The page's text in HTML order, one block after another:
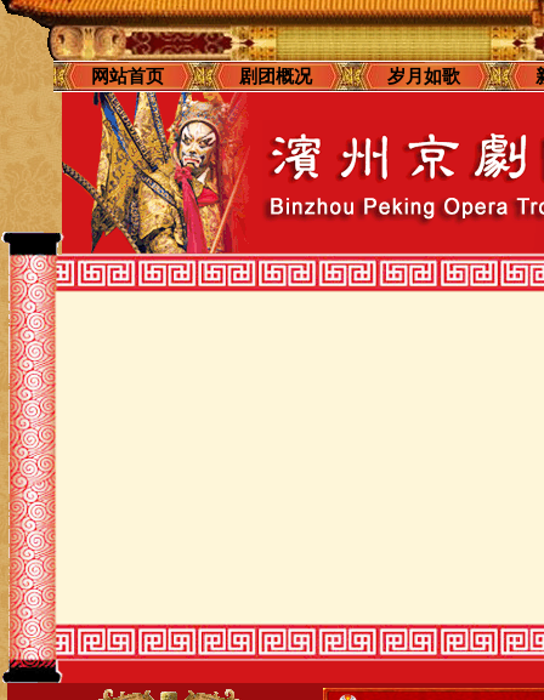
网站首页 剧团概况 岁月如歌